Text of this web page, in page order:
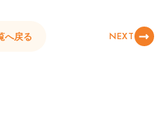
へ戻る NEXT